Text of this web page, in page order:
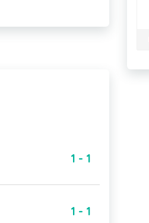
1 - 1
1 - 1